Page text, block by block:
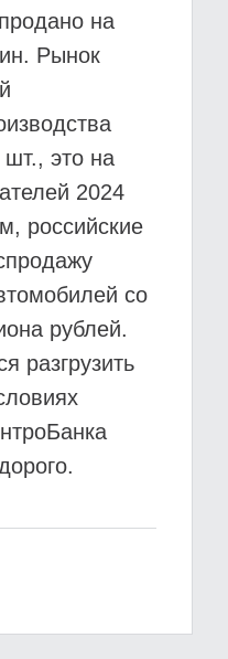
на
Рынок
это на
2024
российские
со
рублей.
разгрузить